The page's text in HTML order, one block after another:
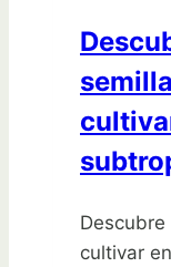
cultivar